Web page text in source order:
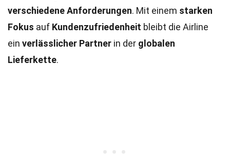
verschiedene Anforderungen. Mit einem starken
Fokus auf Kundenzufriedenheit bleibt die Airline
ein verlässlicher Partner in der globalen
Lieferkette.